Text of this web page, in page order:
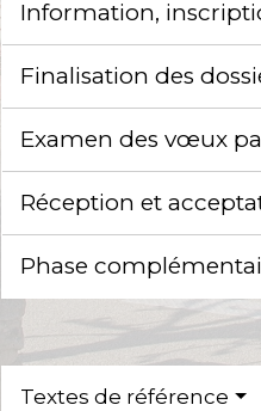
Information,
Finalisation des
Examen des vœux
Réception et
Phase
Textes de référence